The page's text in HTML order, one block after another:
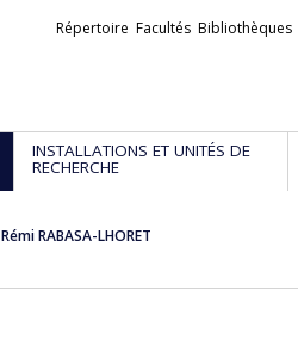
Liens
Répertoire Facultés Bibliothèques
INSTALLATIONS ET UNITÉS DE
RECHERCHE
Rémi RABASA-LHORET